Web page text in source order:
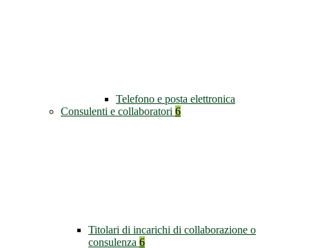
Telefono e posta elettronica
Consulenti e collaboratori 6
Titolari di incarichi di collaborazione o
consulenza 6